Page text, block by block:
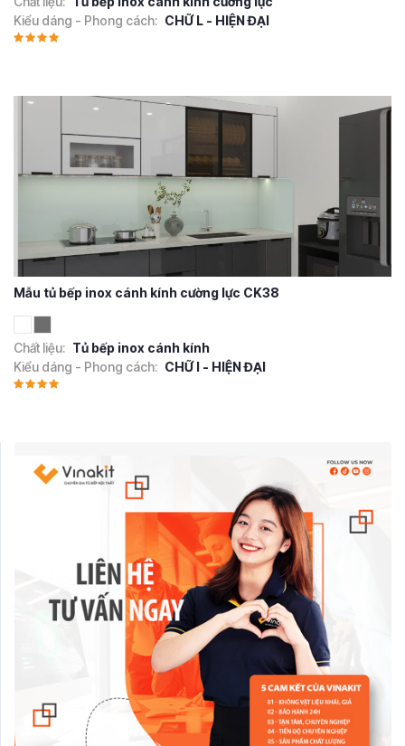
Kiểu dáng - Phong cách: CHỮ L - HIỆN ĐẠI
Mẫu tủ bếp inox cánh kính cường lực CK38
Chất liệu: Tủ bếp inox cánh kính
Kiểu dáng - Phong cách: CHỮ I - HIỆN ĐẠI